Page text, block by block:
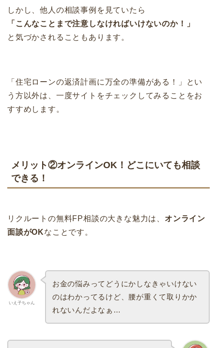
しかし、他人の相談事例を見ていたら
「こんなことまで注意しなければいけないのか！」
と気づかされることもあります。
「住宅ローンの返済計画に万全の準備がある！」とい
う方以外は、一度サイトをチェックしてみることをお
すすめします。
メリット②オンラインOK！どこにいても相談
できる！
リクルートの無料FP相談の大きな魅力は、 オンライン
面談がOKなことです。
いえ子ちゃん
お金の悩みってどうにかしなきゃいけない
のはわかってるけど、腰が重くて取りかか
れないんだよなぁ…